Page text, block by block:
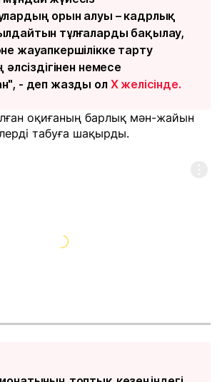
орын алуы – кадрлық
тұлғаларды бақылау,
жауапкершілікке тарту
әлсіздігінен немесе
- деп жазды ол X желісінде.
оқиғаның барлық мән-жайын
табуға шақырды.